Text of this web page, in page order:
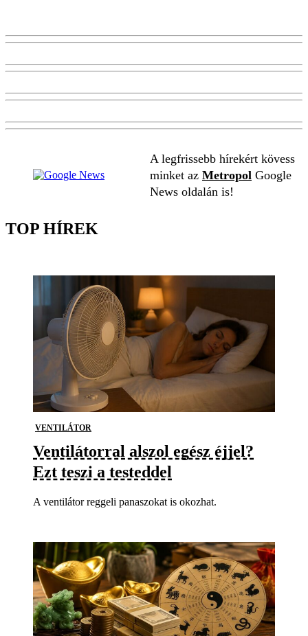
A legfrissebb hírekért kövess
minket az Metropol Google
News oldalán is!
TOP HÍREK
VENTILÁTOR
Ventilátorral alszol egész éjjel?
Ezt teszi a testeddel
A ventilátor reggeli panaszokat is okozhat.